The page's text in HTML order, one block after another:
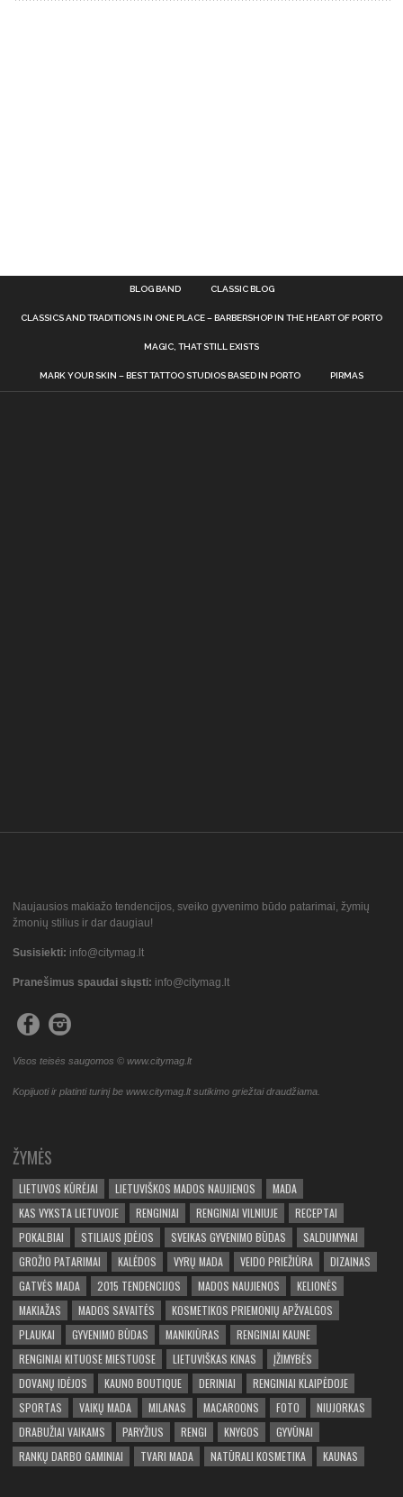
BLOG BAND CLASSIC BLOG
CLASSICS AND TRADITIONS IN ONE PLACE – BARBERSHOP IN THE HEART OF PORTO
MAGIC, THAT STILL EXISTS
MARK YOUR SKIN – BEST TATTOO STUDIOS BASED IN PORTO PIRMAS
Naujausios makiažo tendencijos, sveiko gyvenimo būdo patarimai, žymių
žmonių stilius ir dar daugiau!
Susisiekti: info@citymag.lt
Pranešimus spaudai siųsti: info@citymag.lt
Visos teisės saugomos © www.citymag.lt
Kopijuoti ir platinti turinį be www.citymag.lt sutikimo griežtai draudžiama.
ŽYMĖS
LIETUVOS KŪRĖJAI LIETUVIŠKOS MADOS NAUJIENOS
MADA
KAS VYKSTA LIETUVOJE
RENGINIAI RENGINIAI VILNIUJE
RECEPTAI
POKALBIAI
STILIAUS ĮDĖJOS SVEIKAS GYVENIMO BŪDAS
SALDUMYNAI
GROŽIO PATARIMAI
KALĖDOS VYRŲ MADA VEIDO PRIEŽIŪRA
DIZAINAS
GATVĖS MADA
2015 TENDENCIJOS MADOS NAUJIENOS
KELIONĖS
MAKIAŽAS
MADOS SAVAITĖS
KOSMETIKOS PRIEMONIŲ APŽVALGOS
PLAUKAI
GYVENIMO BŪDAS MANIKIŪRAS
RENGINIAI KAUNE
RENGINIAI KITUOSE MIESTUOSE
LIETUVIŠKAS KINAS
ĮŽIMYBĖS
DOVANŲ IDĖJOS
KAUNO BOUTIQUE DERINIAI
RENGINIAI KLAIPĖDOJE
SPORTAS
VAIKŲ MADA MILANAS MACAROONS FOTO
NIUJORKAS
DRABUŽIAI VAIKAMS
PARYŽIUS RENGI KNYGOS
GYVŪNAI
RANKŲ DARBO GAMINIAI
TVARI MADA NATŪRALI KOSMETIKA KAUNAS